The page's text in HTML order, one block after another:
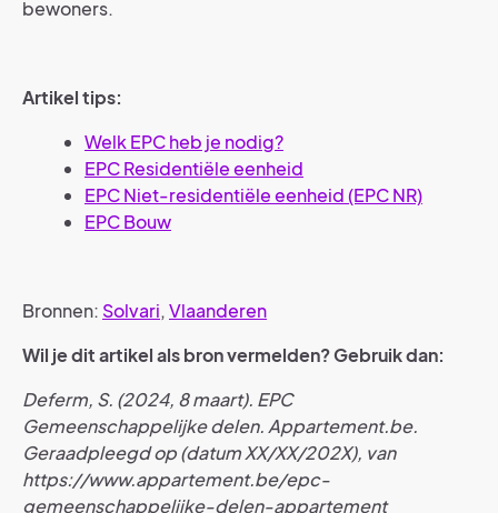
bewoners.
Artikel tips:
Welk EPC heb je nodig?
EPC Residentiële eenheid
EPC Niet-residentiële eenheid (EPC NR)
EPC Bouw
Bronnen: Solvari, Vlaanderen
Wil je dit artikel als bron vermelden? Gebruik dan:
Deferm, S. (2024, 8 maart). EPC
Gemeenschappelijke delen. Appartement.be.
Geraadpleegd op (datum XX/XX/202X), van
https://www.appartement.be/epc-
gemeenschappelijke-delen-appartement